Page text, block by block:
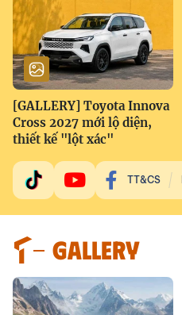
[GALLERY] Toyota Innova
Cross 2027 mới lộ diện,
thiết kế "lột xác"
TT&CS
GALLERY